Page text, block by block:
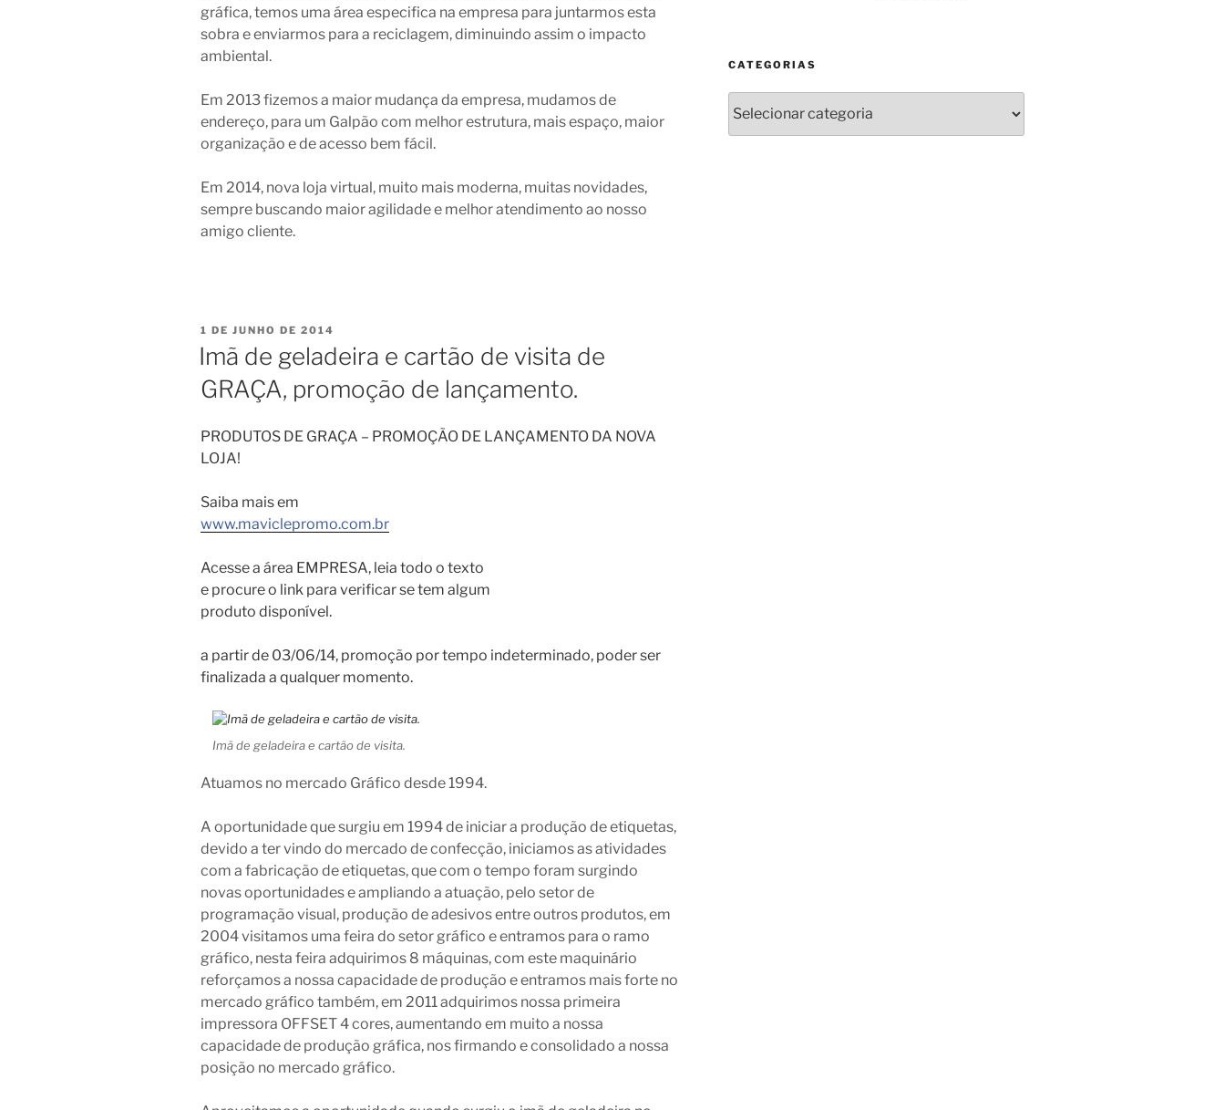
gráfica, temos uma área especifica na empresa para juntarmos esta
sobra e enviarmos para a reciclagem, diminuindo assim o impacto
ambiental.
Em 2013 fizemos a maior mudança da empresa, mudamos de
endereço, para um Galpão com melhor estrutura, mais espaço, maior
organização e de acesso bem fácil.
Em 2014, nova loja virtual, muito mais moderna, muitas novidades,
sempre buscando maior agilidade e melhor atendimento ao nosso
amigo cliente.
PUBLICADO
1 DE JUNHO DE 2014
Imã de geladeira e cartão de visita de
GRAÇA, promoção de lançamento.
PRODUTOS DE GRAÇA – PROMOÇÃO DE LANÇAMENTO DA NOVA
LOJA!
Saiba mais em
www.maviclepromo.com.br
Acesse a área EMPRESA, leia todo o texto
e procure o link para verificar se tem algum
produto disponível.
a partir de 03/06/14, promoção por tempo indeterminado, poder ser
finalizada a qualquer momento.
Imã de geladeira e cartão de visita.
Atuamos no mercado Gráfico desde 1994.
A oportunidade que surgiu em 1994 de iniciar a produção de etiquetas,
devido a ter vindo do mercado de confecção, iniciamos as atividades
com a fabricação de etiquetas, que com o tempo foram surgindo
novas oportunidades e ampliando a atuação, pelo setor de
programação visual, produção de adesivos entre outros produtos, em
2004 visitamos uma feira do setor gráfico e entramos para o ramo
gráfico, nesta feira adquirimos 8 máquinas, com este maquinário
reforçamos a nossa capacidade de produção e entramos mais forte no
mercado gráfico também, em 2011 adquirimos nossa primeira
impressora OFFSET 4 cores, aumentando em muito a nossa
capacidade de produção gráfica, nos firmando e consolidado a nossa
posição no mercado gráfico.
CATEGORIAS